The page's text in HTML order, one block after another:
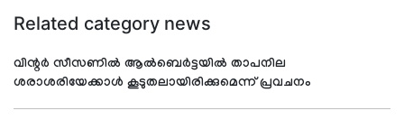
Related category news
വിന്റര്‍ സീസണില്‍ ആല്‍ബെര്‍ട്ടയില്‍ താപനില
ശരാശരിയേക്കാള്‍ കൂടുതലായിരിക്കുമെന്ന് പ്രവചനം